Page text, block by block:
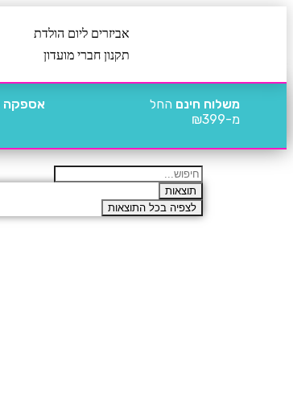
אביזרים ליום הולדת
תקנון חברי מועדון
משלוח חינם החל
מ-₪399
אספקה
תוצאות
לצפיה בכל התוצאות